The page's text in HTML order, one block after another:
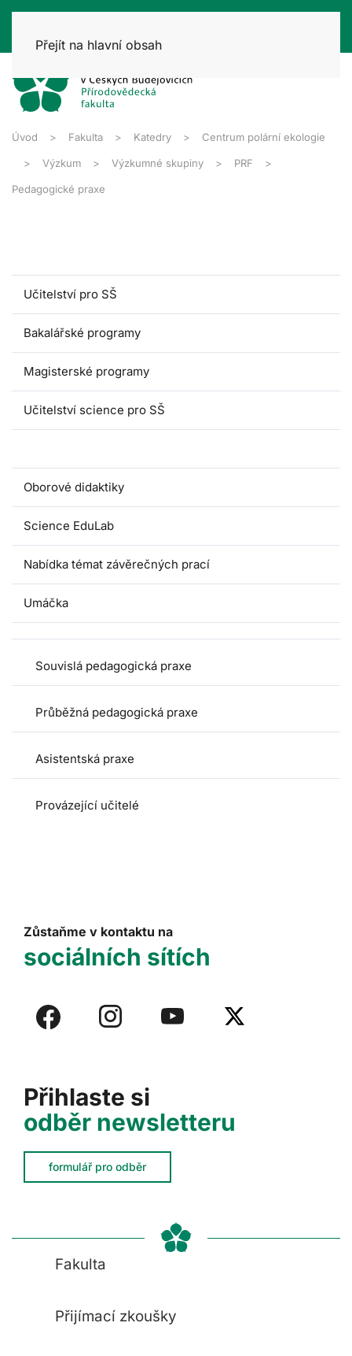
Přejít na hlavní obsah
Úvod Fakulta Katedry Centrum polární ekologie
Výzkum Výzkumné skupiny PRF
Pedagogické praxe
Učitelství pro SŠ
Bakalářské programy
Magisterské programy
Učitelství science pro SŠ
Oborové didaktiky
Science EduLab
Nabídka témat závěrečných prací
Umáčka
Souvislá pedagogická praxe
Průběžná pedagogická praxe
Asistentská praxe
Provázející učitelé
Přihlaste si
odběr newsletteru
formulář pro odběr
Zůstaňme v kontaktu na
sociálních sítích
Fakulta
Přijímací zkoušky